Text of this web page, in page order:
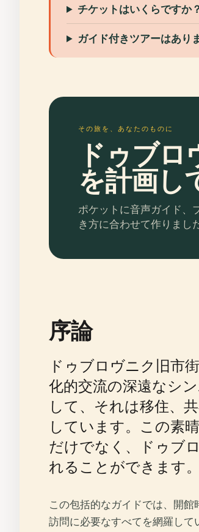
チケットはいくらですか？
ガイド付きツアーはあり
その旅を、あなたのものに
ドゥブ
を計画し
ポケットに音声ガイド、
き方に合わせて作りました
序論
ドゥブロヴニク旧市
化的交流の深遠なシ
して、それは移住、
しています。この素
だけでなく、ドゥブ
れることができます。
この包括的なガイドでは、開
訪問に必要なすべてを網羅し